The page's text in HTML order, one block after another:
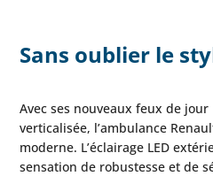
Sans oublier le
Avec ses nouveaux feux de jour
verticalisée, l’ambulance
moderne. L’éclairage LED
sensation de robustesse et de